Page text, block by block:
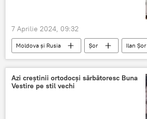
7 Aprilie 2024, 09:32
Moldova și Rusia Șor
Ilan Șor
PAS
Moldova
Moscova
Rusia
Cooperare
Azi creștinii ortodocși sărbătoresc Buna
Vestire pe stil vechi